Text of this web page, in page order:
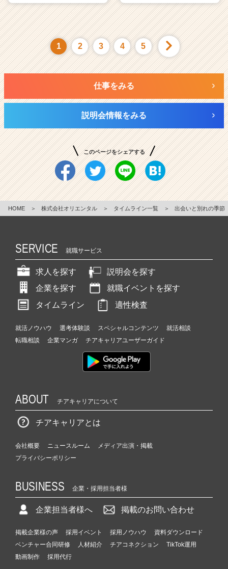
1 2 3 4 5
仕事をみる
説明会情報をみる
このページをシェアする
HOME ＞ 株式会社オリエンタル ＞ タイムライン一覧 ＞ 出会いと別れの季節
SERVICE 就職サービス
求人を探す
説明会を探す
企業を探す
就職イベントを探す
タイムライン
適性検査
就活ノウハウ 選考体験談 スペシャルコンテンツ
就活相談
転職相談
企業マンガ チアキャリアユーザーガイド
ABOUT チアキャリアについて
チアキャリアとは
会社概要 ニュースルーム
メディア出演・掲載
プライバシーポリシー
BUSINESS 企業・採用担当者様
企業担当者様へ 掲載のお問い合わせ
掲載企業様の声 採用イベント 採用ノウハウ
資料ダウンロード
ベンチャー合同研修
人材紹介 チアコネクション
TikTok運用
動画制作
採用代行